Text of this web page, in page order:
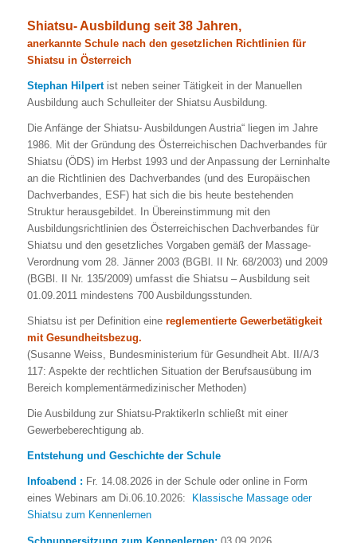
Shiatsu- Ausbildung seit 38 Jahren,
anerkannte Schule nach den gesetzlichen Richtlinien für
Shiatsu in Österreich
Stephan Hilpertist neben seiner Tätigkeit in der Manuellen
Ausbildung auch Schulleiter der Shiatsu Ausbildung.
Die Anfänge der Shiatsu- Ausbildungen Austria“ liegen im Jahre
1986. Mit der Gründung des Österreichischen Dachverbandes für
Shiatsu (ÖDS) im Herbst 1993 und der Anpassung der Lerninhalte
an die Richtlinien des Dachverbandes (und des Europäischen
Dachverbandes, ESF) hat sich die bis heute bestehenden
Struktur herausgebildet. In Übereinstimmung mit den
Ausbildungsrichtlinien des Österreichischen Dachverbandes für
Shiatsu und den gesetzliches Vorgaben gemäß der Massage-
Verordnung vom 28. Jänner 2003 (BGBl. II Nr. 68/2003) und 2009
(BGBl. II Nr. 135/2009) umfasst die Shiatsu – Ausbildung seit
01.09.2011 mindestens 700 Ausbildungsstunden.
Shiatsu ist per Definition eine reglementierte Gewerbetätigkeit
mit Gesundheitsbezug.
(Susanne Weiss, Bundesministerium für Gesundheit Abt. II/A/3
117: Aspekte der rechtlichen Situation der Berufsausübung im
Bereich komplementärmedizinischer Methoden)
Die Ausbildung zur Shiatsu-PraktikerIn schließt mit einer
Gewerbeberechtigung ab.
Entstehung und Geschichte der Schule
Infoabend : Fr. 14.08.2026 in der Schule oder online in Form
eines Webinars am Di.06.10.2026:
Klassische Massage oder
Shiatsu zum Kennenlernen